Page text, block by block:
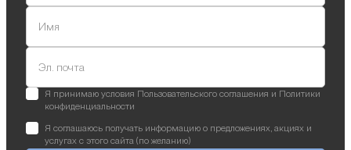
Имя
Эл. почта
Я принимаю условия Пользовательского соглашения и Политики
конфиденциальности
Я соглашаюсь получать информацию о предложениях, акциях и
услугах с этого сайта (по желанию)